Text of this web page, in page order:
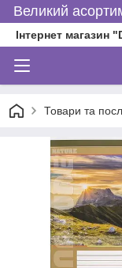
Великий
Інтернет магазин
Товари та